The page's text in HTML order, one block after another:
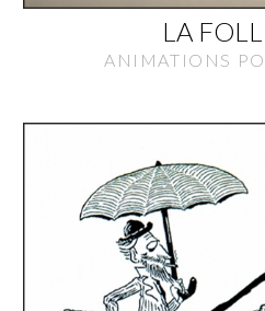
LA
ANIMATIONS